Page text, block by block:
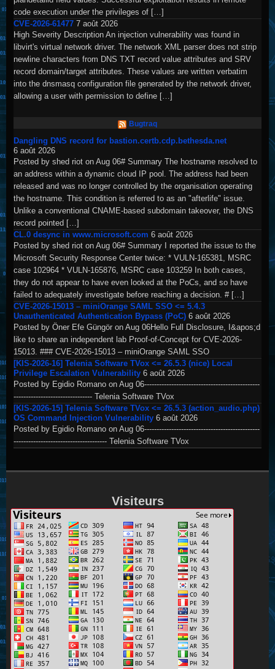
code execution under the privileges of […]
CVE-2026-61477 7 août 2026
High Severity Description An injection vulnerability was found in
libvirt's virtual network driver. The network XML parser does not strip
newline characters from DNS TXT record value attributes and SRV
record domain/target attributes. These values are written verbatim
into the dnsmasq configuration file generated by the network driver,
allowing a user with permission to define […]
Bugtraq
Dangling DNS record for bastion.certb.cdp.bethesda.net
6 août 2026
Posted by shed riot on Aug 06# Summary The hostname resolved to
an address within a dynamic cloud IP pool. The address had been
released and was no longer controlled by the organisation operating
the hostname. This condition is referred to as an "afterlife" issue.
Unlike a conventional CNAME-based subdomain takeover, the DNS
record pointed […]
CL.0 desync in www.microsoft.com 6 août 2026
Posted by shed riot on Aug 06# Summary I reported the issue to the
Microsoft Security Response Center twice: * VULN-165381, MSRC
case 102964 * VULN-165876, MSRC case 103259 In both cases,
they do not appear to have even looked at the PoCs, and so have
failed to adequately investigate before reaching a decision. # […]
CVE-2026-15013 – miniOrange SAML SSO <= 5.4.3
Unauthenticated Authentication Bypass (PoC) 6 août 2026
Posted by Öner Efe Güngör on Aug 06Hello Full Disclosure, I&apos;d
like to share an independent lab Proof-of-Concept for CVE-2026-
15013. ### CVE-2026-15013 – miniOrange SAML SSO
[KIS-2026-16] Telenia Software TVox <= 26.5.3 (nice) Local
Privilege Escalation Vulnerability 6 août 2026
Posted by Egidio Romano on Aug 06-----------------------------------------------
-------------------------------- Telenia Software TVox
[KIS-2026-15] Telenia Software TVox <= 26.5.3 (action_audio.php)
OS Command Injection Vulnerability 6 août 2026
Posted by Egidio Romano on Aug 06-----------------------------------------------
-------------------------------------- Telenia Software TVox
Visiteurs